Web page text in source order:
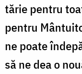
tărie pentru
pentru
ne poate
să ne dea o